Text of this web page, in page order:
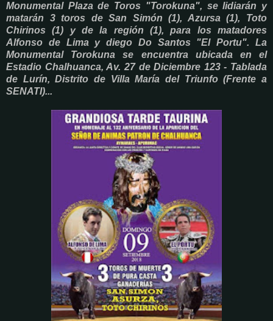
Monumental Plaza de Toros "Torokuna", se lidiarán y
matarán 3 toros de San Simón (1), Azursa (1), Toto
Chirinos (1) y de la región (1), para los matadores
Alfonso de Lima y diego Do Santos "El Portu". La
Monumental Torokuna se encuentra ubicada en el
Estadio Chalhuanca, Av. 27 de Diciembre 123 - Tablada
de Lurín, Distrito de Villa María del Triunfo (Frente a
SENATI)...